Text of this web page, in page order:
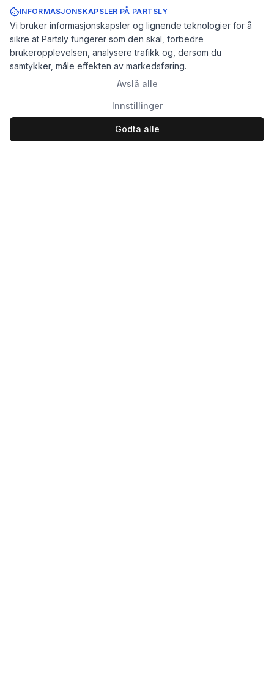
INFORMASJONSKAPSLER PÅ PARTSLY
Vi bruker informasjonskapsler og lignende teknologier for å
sikre at Partsly fungerer som den skal, forbedre
brukeropplevelsen, analysere trafikk og, dersom du
samtykker, måle effekten av markedsføring.
Avslå alle
Innstillinger
Godta alle